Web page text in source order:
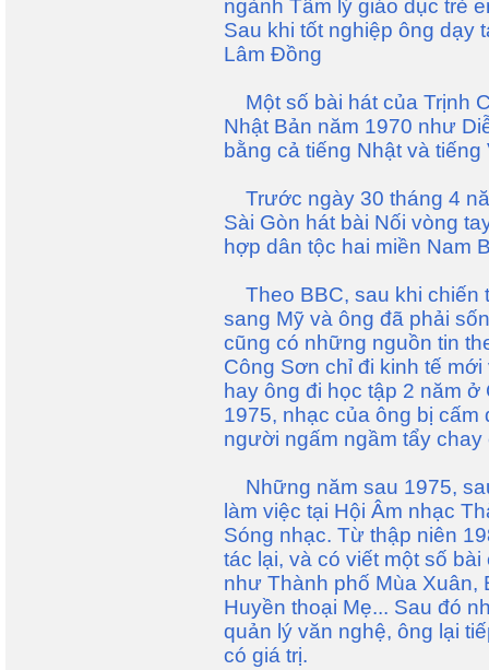
ngành Tâm lý giáo dục trẻ
Sau khi tốt nghiệp ông dạy
Lâm Đồng
Một số bài hát của Trịnh
Nhật Bản năm 1970 như
bằng cả tiếng Nhật và
Trước ngày 30 tháng 4
Sài Gòn hát bài Nối vòng
hợp dân tộc hai miền Nam
Theo BBC, sau khi chiến
sang Mỹ và ông đã phải
cũng có những nguồn tin
Công Sơn chỉ đi kinh tế
hay ông đi học tập 2 năm
1975, nhạc của ông bị cấm
người ngấm ngầm tẩy chay
Những năm sau 1975,
làm việc tại Hội Âm nhạc
Sóng nhạc. Từ thập niên
tác lại, và có viết một số
như Thành phố Mùa Xuân,
Huyền thoại Mẹ... Sau đó
quản lý văn nghệ, ông lại
có giá trị.